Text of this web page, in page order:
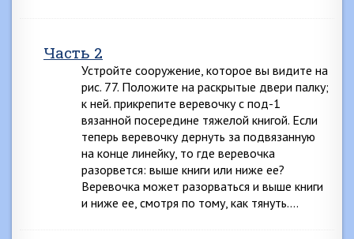
Часть 2
Устройте сооружение, которое вы видите на
рис. 77. Положите на раскрытые двери палку;
к ней. прикрепите веревочку с под-1
вязанной посередине тяжелой книгой. Если
теперь веревочку дернуть за подвязанную
на конце линейку, то где веревочка
разорвется: выше книги или ниже ее?
Веревочка может разорваться и выше книги
и ниже ее, смотря по тому, как тянуть….